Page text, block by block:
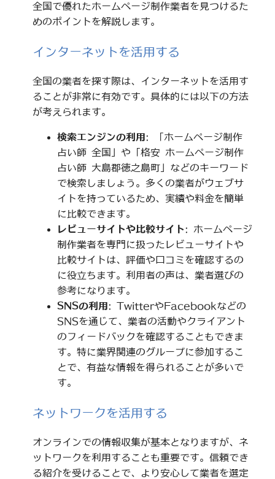
全国で優れたホームページ制作業者を見つけるた
めのポイントを解説します。
インターネットを活用する
全国の業者を探す際は、インターネットを活用す
ることが非常に有効です。具体的には以下の方法
が考えられます。
検索エンジンの利用 : 「ホームページ制作
占い師 全国」や「格安 ホームページ制作
占い師 大島郡徳之島町」などのキーワード
で検索しましょう。多くの業者がウェブサ
イトを持っているため、実績や料金を簡単
に比較できます。
レビューサイトや比較サイト: ホームページ
制作業者を専門に扱ったレビューサイトや
比較サイトは、評価や口コミを確認するの
に役立ちます。利用者の声は、業者選びの
参考になります。
SNSの利用 : TwitterやFacebookなどの
SNSを通じて、業者の活動やクライアント
のフィードバックを確認することもできま
す。特に業界関連のグループに参加するこ
とで、有益な情報を得られることが多いで
す。
ネットワークを活用する
オンラインでの情報収集が基本となりますが、ネ
ットワークを利用することも重要です。信頼でき
る紹介を受けることで、より安心して業者を選定